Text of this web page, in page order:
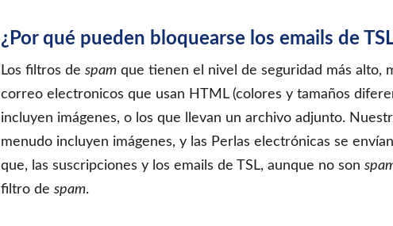
¿Por qué pueden bloquearse los emails de
Los filtros de spam que tienen el nivel de seguridad más alto,
correo electronicos que usan HTML (colores y tamaños
incluyen imágenes, o los que llevan un archivo adjunto.
menudo incluyen imágenes, y las Perlas electrónicas se
que, las suscripciones y los emails de TSL, aunque no son
filtro de spam.